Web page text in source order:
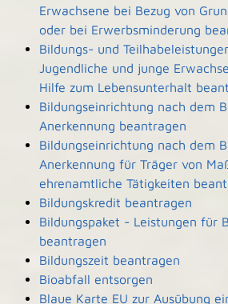
Erwachsene bei Bezug von
oder bei Erwerbsminderung
Bildungs- und
Jugendliche und junge
Hilfe zum Lebensunterhalt
Bildungseinrichtung nach dem
Anerkennung beantragen
Bildungseinrichtung nach dem
Anerkennung für Träger von
ehrenamtliche Tätigkeiten
Bildungskredit beantragen
Bildungspaket - Leistungen für
beantragen
Bildungszeit beantragen
Bioabfall entsorgen
Blaue Karte EU zur Ausübung